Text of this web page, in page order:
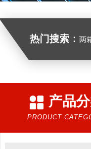
热门搜索： 两
产品
PRODUCT